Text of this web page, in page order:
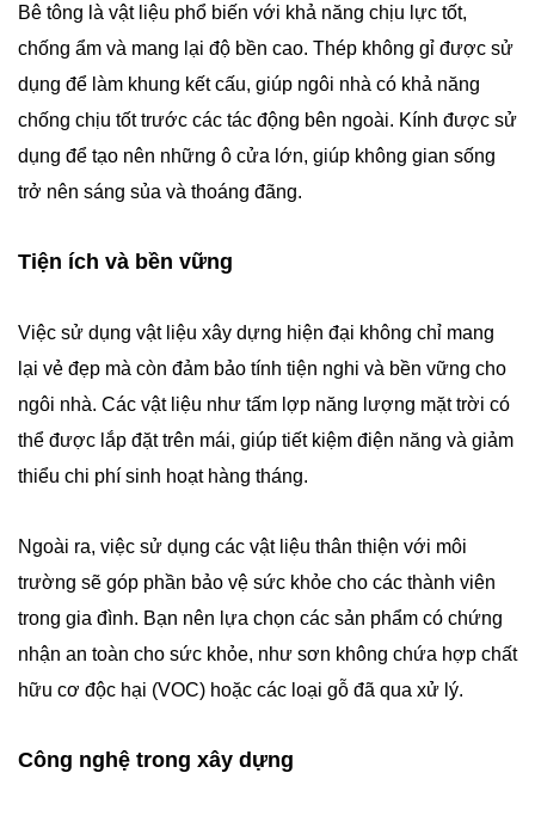
Bê tông là vật liệu phổ biến với khả năng chịu lực tốt,
chống ẩm và mang lại độ bền cao. Thép không gỉ được sử
dụng để làm khung kết cấu, giúp ngôi nhà có khả năng
chống chịu tốt trước các tác động bên ngoài. Kính được sử
dụng để tạo nên những ô cửa lớn, giúp không gian sống
trở nên sáng sủa và thoáng đãng.
Tiện ích và bền vững
Việc sử dụng vật liệu xây dựng hiện đại không chỉ mang
lại vẻ đẹp mà còn đảm bảo tính tiện nghi và bền vững cho
ngôi nhà. Các vật liệu như tấm lợp năng lượng mặt trời có
thể được lắp đặt trên mái, giúp tiết kiệm điện năng và giảm
thiểu chi phí sinh hoạt hàng tháng.
Ngoài ra, việc sử dụng các vật liệu thân thiện với môi
trường sẽ góp phần bảo vệ sức khỏe cho các thành viên
trong gia đình. Bạn nên lựa chọn các sản phẩm có chứng
nhận an toàn cho sức khỏe, như sơn không chứa hợp chất
hữu cơ độc hại (VOC) hoặc các loại gỗ đã qua xử lý.
Công nghệ trong xây dựng